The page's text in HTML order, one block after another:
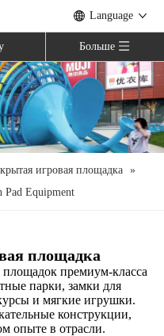
Language
Больше
игровая площадка »
Pad Equipment
площадка
премиум-класса
парки, замки для
и мягкие игрушки.
конструкции,
опыте в отрасли.